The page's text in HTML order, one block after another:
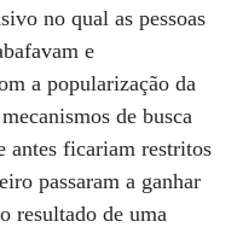
no qual as pessoas
e
a popularização da
de busca
antes ficariam restritos
passaram a ganhar
resultado de uma